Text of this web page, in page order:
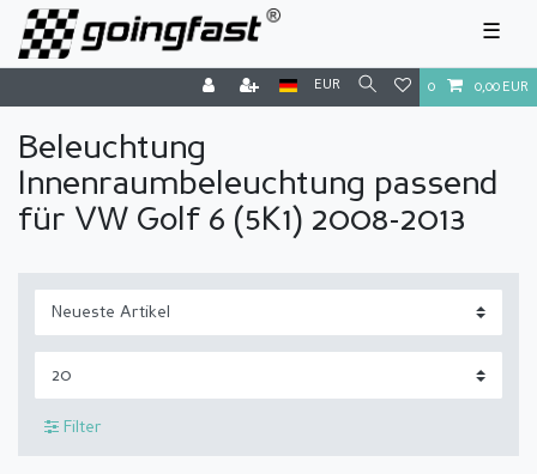
☰
EUR 0 0,00 EUR
Beleuchtung
Innenraumbeleuchtung passend
für VW Golf 6 (5K1) 2008-2013
Filter